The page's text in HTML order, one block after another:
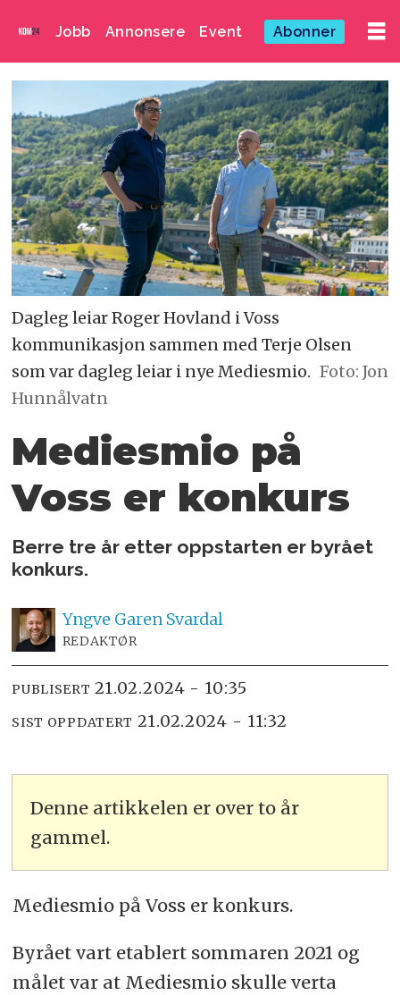
Jobb Annonsere Event Abonner
Dagleg leiar Roger Hovland i Voss
kommunikasjon sammen med Terje Olsen
som var dagleg leiar i nye Mediesmio. Foto: Jon
Hunnålvatn
Mediesmio på
Voss er konkurs
Berre tre år etter oppstarten er byrået
konkurs.
Yngve Garen Svardal
REDAKTØR
PUBLISERT 21.02.2024 - 10:35
SIST OPPDATERT 21.02.2024 - 11:32
Denne artikkelen er over to år
gammel.
Mediesmio på Voss er konkurs.
Byrået vart etablert sommaren 2021 og
målet var at Mediesmio skulle verta